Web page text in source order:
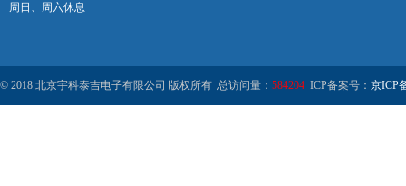
周日、周六休息
© 2018 北京宇科泰吉电子有限公司 版权所有 总访问量： 584204 ICP备案号： 京ICP